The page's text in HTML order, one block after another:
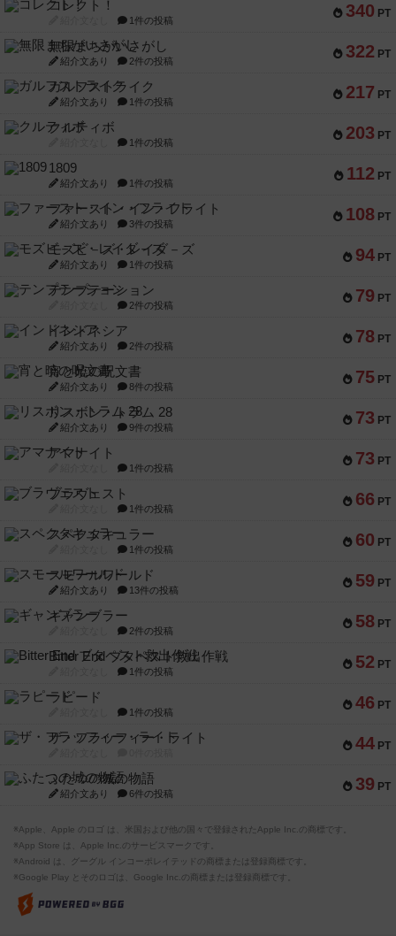
340 PT
コレクト！
1件の投稿
322 PT
無限まちがいさがし
紹介文あり 2件の投稿
217 PT
ガルフストライク
紹介文あり 1件の投稿
203 PT
クルティボ
1件の投稿
112 PT
1809
紹介文あり 1件の投稿
108 PT
ファースト・イン・フライト
紹介文あり 3件の投稿
94 PT
モズビ－ズ・レイダ－ズ
紹介文あり 1件の投稿
79 PT
テンプテーション
2件の投稿
78 PT
インドネシア
紹介文あり 2件の投稿
75 PT
宵と暁の呪文書
紹介文あり 8件の投稿
73 PT
リスボン・トラム 28
紹介文あり 9件の投稿
73 PT
アマナイト
1件の投稿
66 PT
ブラヴェスト
1件の投稿
60 PT
スペクタキュラー
1件の投稿
59 PT
スモールワールド
紹介文あり 13件の投稿
58 PT
ギャンブラー
2件の投稿
52 PT
Bitter End ブタペスト救出作戦
1件の投稿
46 PT
ラピード
1件の投稿
44 PT
ザ・フラッフィー・ライト
39 PT
ふたつの城の物語
紹介文あり 6件の投稿
※Apple、Apple のロゴ は、米国および他の国々で登録されたApple Inc.の商標です。
※App Store は、Apple Inc.のサービスマークです。
※Android は、グーグル インコーポレイテッドの商標または登録商標です。
※Google Play とそのロゴは、Google Inc.の商標または登録商標です。